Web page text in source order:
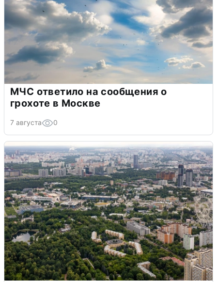
МЧС ответило на сообщения о
грохоте в Москве
7 августа 0